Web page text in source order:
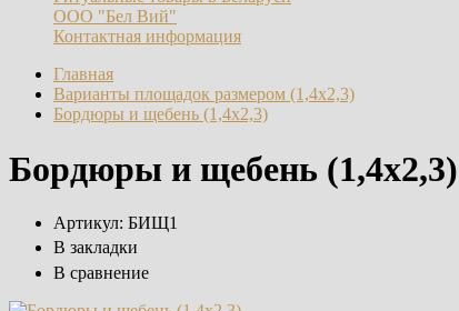
ООО "Бел Вий"
Контактная информация
Главная
Варианты площадок размером (1,4х2,3)
Бордюры и щебень (1,4х2,3)
Бордюры и щебень (1,4х2,3)
Артикул: БИЩ1
В закладки
В сравнение